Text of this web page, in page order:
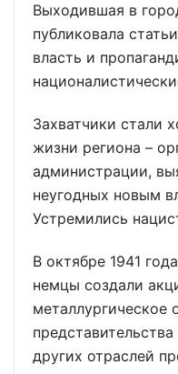
Выходившая в
публиковала
власть и
Захватчики стали
жизни региона –
администрации,
неугодных новым
Устремились
В октябре 1941
немцы создали
металлургическое
других отраслей